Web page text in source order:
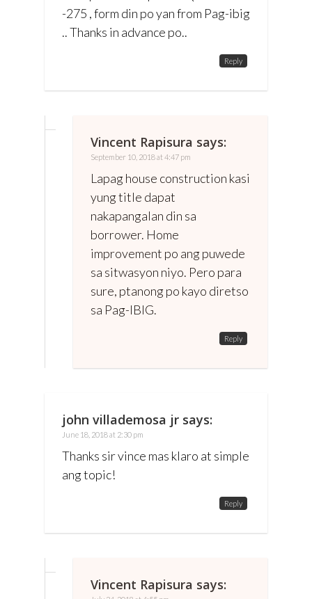
-275 , form din po yan from Pag-ibig
.. Thanks in advance po..
Reply
Vincent Rapisura says:
September 10, 2018 at 4:47 pm
Lapag house construction kasi
yung title dapat
nakapangalan din sa
borrower. Home
improvement po ang puwede
sa sitwasyon niyo. Pero para
sure, ptanong po kayo diretso
sa Pag-IBIG.
Reply
john villademosa jr says:
June 18, 2018 at 2:30 pm
Thanks sir vince mas klaro at simple
ang topic!
Reply
Vincent Rapisura says: